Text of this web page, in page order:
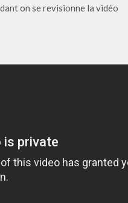
on se revisionne la vidéo